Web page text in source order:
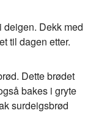
Dekk med
til dagen etter.
Dette brødet
bakes i gryte
surdeigsbrød